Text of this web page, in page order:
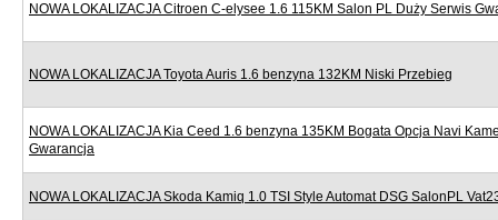
NOWA LOKALIZACJA Citroen C-elysee 1.6 115KM Salon PL Duży Serwis
NOWA LOKALIZACJA Toyota Auris 1.6 benzyna 132KM Niski Przebieg
NOWA LOKALIZACJA Kia Ceed 1.6 benzyna 135KM Bogata Opcja Navi
Gwarancja
NOWA LOKALIZACJA Skoda Kamiq 1.0 TSI Style Automat DSG SalonPL